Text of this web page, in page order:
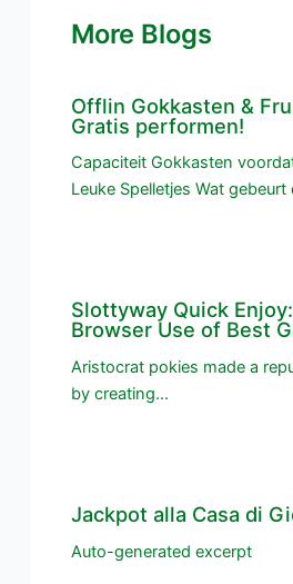
More Blogs
Offlin Gokkasten &
Gratis performen!
Capaciteit Gokkasten
Leuke Spelletjes Wat gebeurt
Slottyway Quick
Browser Use of Best
Aristocrat pokies made a
by creating…
Jackpot alla Casa di
Auto-generated excerpt